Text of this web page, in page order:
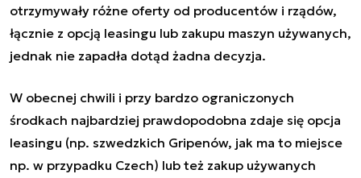
otrzymywały różne oferty od producentów i rządów,
łącznie z opcją leasingu lub zakupu maszyn używanych,
jednak nie zapadła dotąd żadna decyzja.
W obecnej chwili i przy bardzo ograniczonych
środkach najbardziej prawdopodobna zdaje się opcja
leasingu (np. szwedzkich Gripenów, jak ma to miejsce
np. w przypadku Czech) lub też zakup używanych